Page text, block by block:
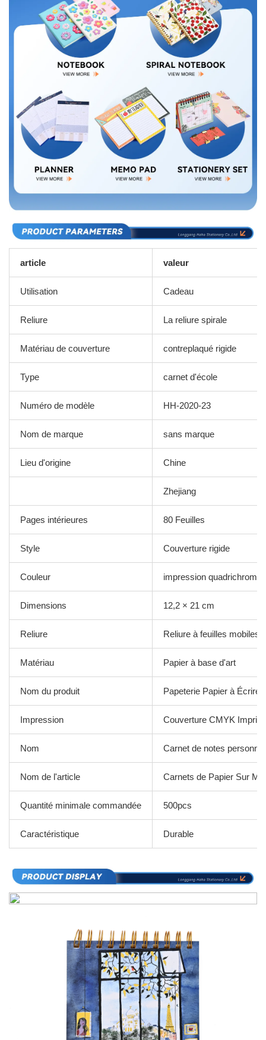
article valeur
Utilisation Cadeau
Reliure La reliure spirale
Matériau de couverture contreplaqué rigide
Type carnet d'école
Numéro de modèle HH-2020-23
Nom de marque sans marque
Lieu d'origine Chine
Zhejiang
Pages intérieures 80 Feuilles
Style Couverture rigide
Couleur impression quadrichromie
Dimensions 12,2 × 21 cm
Reliure Reliure à feuilles mobiles
Matériau Papier à base d'art
Nom du produit Papeterie Papier à Écrire
Impression Couverture CMYK
Nom Carnet de notes
Nom de l'article Carnets de Papier Sur
Quantité minimale commandée 500pcs
Caractéristique Durable